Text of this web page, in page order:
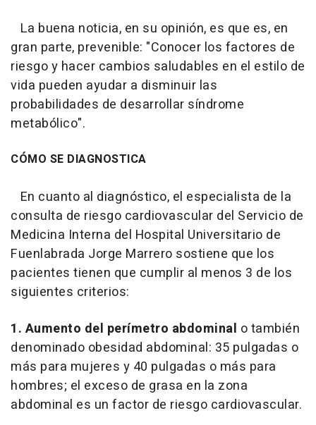
La buena noticia, en su opinión, es que es, en
gran parte, prevenible: "Conocer los factores de
riesgo y hacer cambios saludables en el estilo de
vida pueden ayudar a disminuir las
probabilidades de desarrollar síndrome
metabólico".
CÓMO SE DIAGNOSTICA
En cuanto al diagnóstico, el especialista de la
consulta de riesgo cardiovascular del Servicio de
Medicina Interna del Hospital Universitario de
Fuenlabrada Jorge Marrero sostiene que los
pacientes tienen que cumplir al menos 3 de los
siguientes criterios:
1. Aumento del perímetro abdominal o también
denominado obesidad abdominal: 35 pulgadas o
más para mujeres y 40 pulgadas o más para
hombres; el exceso de grasa en la zona
abdominal es un factor de riesgo cardiovascular.